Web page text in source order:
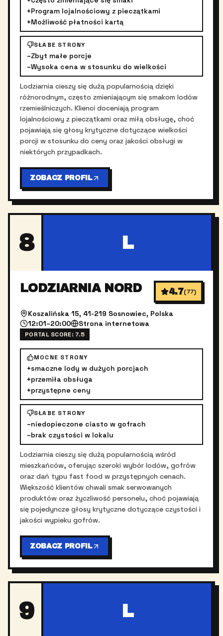
+Program lojalnościowy z pieczątkami
+Możliwość płatności kartą
SŁABE STRONY
–Zbyt małe porcje
–Wysoka cena w stosunku do wielkości
Lodziarnia cieszy się dużą popularnością dzięki
różnorodnym, często zmieniającym się smakom lodów
rzemieślniczych. Klienci doceniają program
lojalnościowy z pieczątkami oraz miłą obsługę, choć
pojawiają się głosy krytyczne dotyczące wielkości
porcji w stosunku do ceny oraz jakości obsługi w
niektórych przypadkach.
ZOBACZ PROFIL
8 L
LODZIARNIA NORD 4.7(77)
Koszalińska 15, 41-219 Sosnowiec, Polska
12:01–20:00
Strona internetowa
PORTAL SCORE:7.5
MOCNE STRONY
+smaczne lody w dużych porcjach
+przemiła obsługa
+przystępne ceny
SŁABE STRONY
–niedopieczone ciasto w gofrach
–brak czystości w lokalu
Lodziarnia cieszy się dużą popularnością wśród
mieszkańców, oferując szeroki wybór lodów, gofrów
oraz dań typu fast food w przystępnych cenach.
Większość klientów chwali smak serwowanych
produktów oraz życzliwość personelu, choć pojawiają
się pojedyncze głosy krytyczne dotyczące czystości i
jakości wypieku gofrów.
ZOBACZ PROFIL
9 L